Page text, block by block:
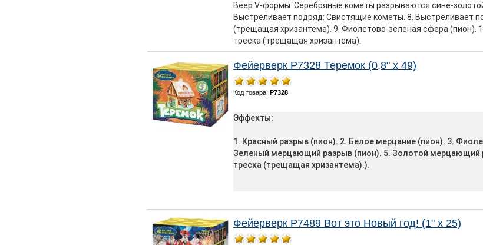
Веер V-формы: Серебряные кометы разрываются сине-
Выстреливает подряд: Свистящие кометы. 8. Выстреливает
(трещащая хризантема). 9. Фиолетово-зеленая сфера (пион).
треска (трещащая хризантема).
Фейерверк Р7328 Теремок (0,8" х 49)
Код товара: P7328
Эффекты:
1. Красный разрыв (пион). 2. Белое мерцание (пион). 3.
Зеленый мерцающий разрыв (пион). 5. Золотой мерцающий
треска (трещащая хризантема).).
Фейерверк Р7489 Вот это Новый год! (1" х 25)